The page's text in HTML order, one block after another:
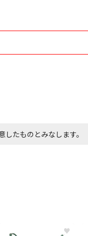
意したものとみなします
♥